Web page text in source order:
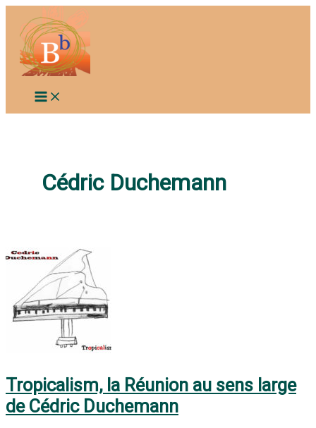
contenu
Cédric Duchemann
Tropicalism, la Réunion au sens large
de Cédric Duchemann